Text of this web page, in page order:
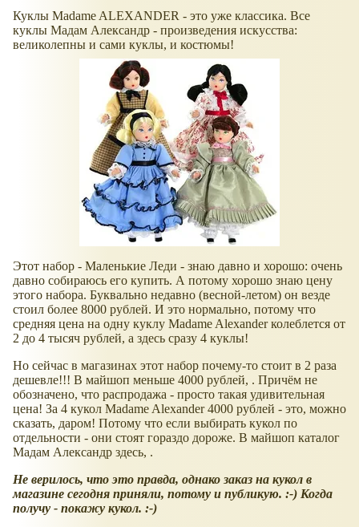
Куклы Madame ALEXANDER - это уже классика. Все
куклы Мадам Александр - произведения искусства:
великолепны и сами куклы, и костюмы!
Этот набор - Маленькие Леди - знаю давно и хорошо: очень
давно собираюсь его купить. А потому хорошо знаю цену
этого набора. Буквально недавно (весной-летом) он везде
стоил более 8000 рублей. И это нормально, потому что
средняя цена на одну куклу Madame Alexander колеблется от
2 до 4 тысяч рублей, а здесь сразу 4 куклы!
Но сейчас в магазинах этот набор почему-то стоит в 2 раза
дешевле!!! В майшоп меньше 4000 рублей, . Причём не
обозначено, что распродажа - просто такая удивительная
цена! За 4 кукол Madame Alexander 4000 рублей - это, можно
сказать, даром! Потому что если выбирать кукол по
отдельности - они стоят гораздо дороже. В майшоп каталог
Мадам Александр здесь, .
Не верилось, что это правда, однако заказ на кукол в
магазине сегодня приняли, потому и публикую. :-) Когда
получу - покажу кукол. :-)